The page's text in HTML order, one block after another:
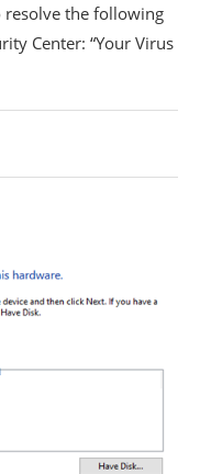
the following
Center: “Your Virus